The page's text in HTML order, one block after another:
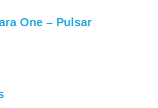
One – Pulsar